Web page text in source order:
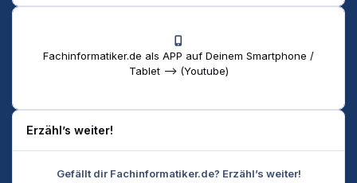
Fachinformatiker.de als APP auf Deinem Smartphone /
Tablet --> (Youtube)
Erzähl’s weiter!
Gefällt dir Fachinformatiker.de? Erzähl’s weiter!